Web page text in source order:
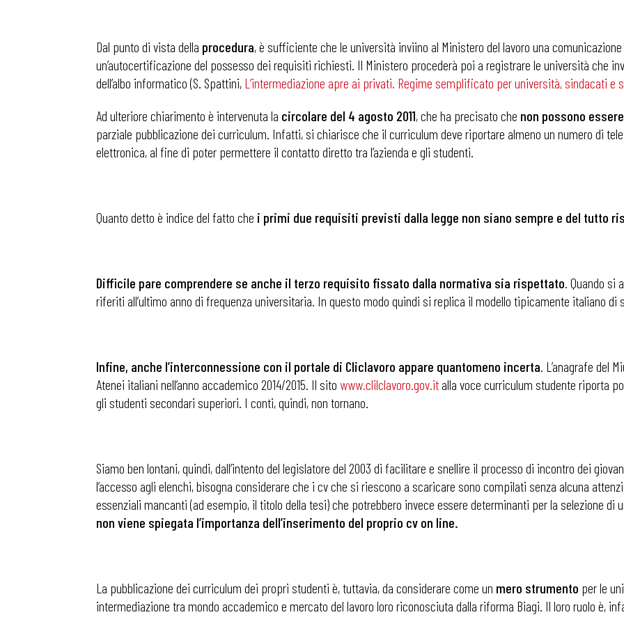
Dal punto di vista della procedura, è sufficiente che le università inviino al Ministero del lavoro una
un’autocertificazione del possesso dei requisiti richiesti. Il Ministero procederà poi a registrare le università che
dell’albo informatico (S. Spattini, L’intermediazione apre ai privati. Regime semplificato per università, sindacati e
Ad ulteriore chiarimento è intervenuta la circolare del 4 agosto 2011, che ha precisato che non possono
parziale pubblicazione dei curriculum. Infatti, si chiarisce che il curriculum deve riportare almeno un numero di
elettronica, al fine di poter permettere il contatto diretto tra l’azienda e gli studenti.
Quanto detto è indice del fatto che i primi due requisiti previsti dalla legge non siano sempre e del tutto
Difficile pare comprendere se anche il terzo requisito fissato dalla normativa sia rispettato. Quando si
riferiti all’ultimo anno di frequenza universitaria. In questo modo quindi si replica il modello tipicamente italiano di
Infine, anche l’interconnessione con il portale di Cliclavoro appare quantomeno incerta. L’anagrafe del
Atenei italiani nell’anno accademico 2014/2015. Il sito www.clilclavoro.gov.it alla voce curriculum studente riporta
gli studenti secondari superiori. I conti, quindi, non tornano.
Siamo ben lontani, quindi, dall’intento del legislatore del 2003 di facilitare e snellire il processo di incontro dei
l’accesso agli elenchi, bisogna considerare che i cv che si riescono a scaricare sono compilati senza alcuna
essenziali mancanti (ad esempio, il titolo della tesi) che potrebbero invece essere determinanti per la selezione di
non viene spiegata l’importanza dell’inserimento del proprio cv on line.
La pubblicazione dei curriculum dei propri studenti è, tuttavia, da considerare come un mero strumento per le
intermediazione tra mondo accademico e mercato del lavoro loro riconosciuta dalla riforma Biagi. Il loro ruolo è,